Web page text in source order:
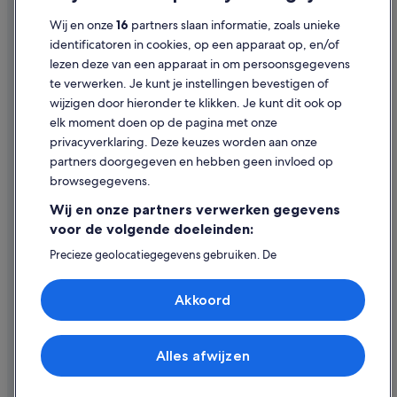
Hotels met casino in Hoofddorp
Hotels met zwembad in Hoofddorp
Romantische in Hoofddorp
Spa in Hoofddorp
Hotels met airconditioning in Hoofddorp
Huisdiervriendelijke in Hoofddorp
Hotels met fitnessruimte in Hoofddorp
Luxe in Hoofddorp
Hotels met sauna in Hoofddorp-centrum
Spa in Hoofddorp-centrum
Hotels met zwembad in Hoofddorp-centrum
Gebruiksvoorwaarden
Juridische informatie/Contact
Inhoudsrichtlijnen en inhoud rapporteren
Hulp
Contact
Restitutieproces en tijdsbestek
Boek een vlucht met airlinetegoed
Internationale reisdocumenten
© 2026 Expedia, Inc. - een bedrijf van Expedia Group. Alle rechten
voorbehouden. Expedia en het Expedia-logo zijn handelsmerken of
Wij en onze16 partners slaan informatie, zoals unieke
identificatoren in cookies, op een apparaat op, en/of
lezen deze van een apparaat in om persoonsgegevens
te verwerken. Je kunt je instellingen bevestigen of
wijzigen door hieronder te klikken. Je kunt dit ook op
elk moment doen op de pagina met onze
privacyverklaring. Deze keuzes worden aan onze
partners doorgegeven en hebben geen invloed op
browsegegevens.
Wij en onze partners verwerken gegevens
voor de volgende doeleinden:
Precieze geolocatiegegevens gebruiken. De
Informatie op een apparaat opslaan en/of openen.
Gepersonaliseerde advertenties en content, advertentie-
en contentmetingen, doelgroepenonderzoek en
Partnerlijst (derden)Alles afwijzen
Akkoord